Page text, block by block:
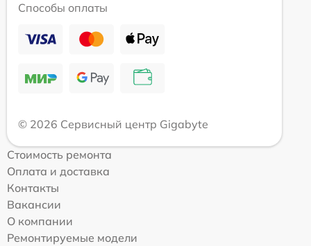
Способы оплаты
© 2026 Сервисный центр Gigabyte
Стоимость ремонта
Оплата и доставка
Контакты
Вакансии
О компании
Ремонтируемые модели